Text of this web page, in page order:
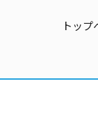
トップ